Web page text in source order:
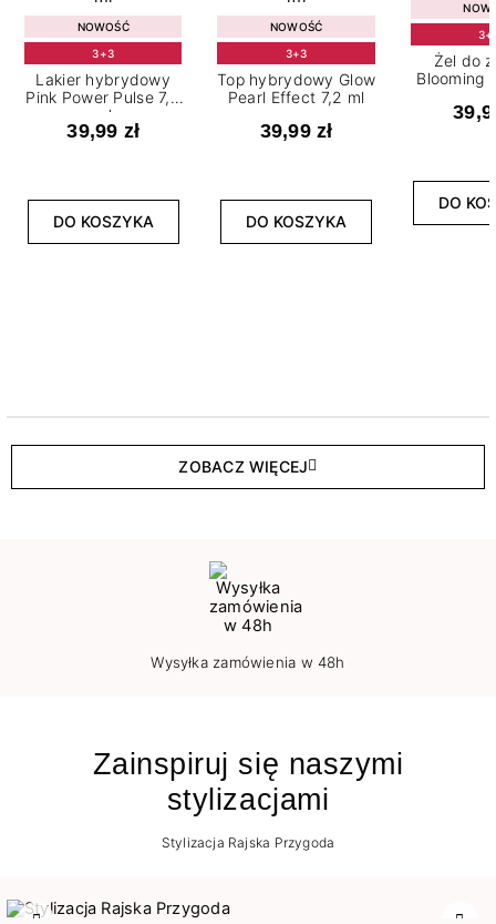
NOWOŚĆ
3+3
Lakier hybrydowy
Pink Power Pulse 7,2
ml
39,99 zł
DO KOSZYKA
NOWOŚĆ
3+3
Top hybrydowy Glow
Pearl Effect 7,2 ml
39,99 zł
DO KOSZYKA
Żel do
Blooming
DO
ZOBACZ WIĘCEJ
Wysyłka zamówienia w 48h
Zainspiruj się naszymi
stylizacjami
Stylizacja Rajska Przygoda